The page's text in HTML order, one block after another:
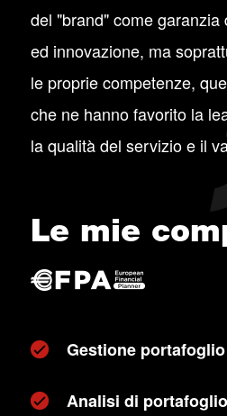
del "brand" come
ed innovazione, ma
le proprie competenze,
che ne hanno favorito la
la qualità del servizio e il
Le mie
Gestione
Analisi di